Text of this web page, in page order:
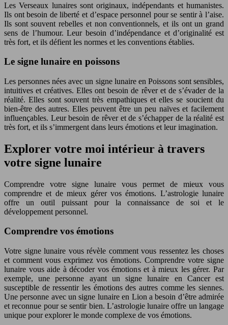
Les Verseaux lunaires sont originaux, indépendants et humanistes.
Ils ont besoin de liberté et d’espace personnel pour se sentir à l’aise.
Ils sont souvent rebelles et non conventionnels, et ils ont un grand
sens de l’humour. Leur besoin d’indépendance et d’originalité est
très fort, et ils défient les normes et les conventions établies.
Le signe lunaire en poissons
Les personnes nées avec un signe lunaire en Poissons sont sensibles,
intuitives et créatives. Elles ont besoin de rêver et de s’évader de la
réalité. Elles sont souvent très empathiques et elles se soucient du
bien-être des autres. Elles peuvent être un peu naïves et facilement
influençables. Leur besoin de rêver et de s’échapper de la réalité est
très fort, et ils s’immergent dans leurs émotions et leur imagination.
Explorer votre moi intérieur à travers
votre signe lunaire
Comprendre votre signe lunaire vous permet de mieux vous
comprendre et de mieux gérer vos émotions. L’astrologie lunaire
offre un outil puissant pour la connaissance de soi et le
développement personnel.
Comprendre vos émotions
Votre signe lunaire vous révèle comment vous ressentez les choses
et comment vous exprimez vos émotions. Comprendre votre signe
lunaire vous aide à décoder vos émotions et à mieux les gérer. Par
exemple, une personne ayant un signe lunaire en Cancer est
susceptible de ressentir les émotions des autres comme les siennes.
Une personne avec un signe lunaire en Lion a besoin d’être admirée
et reconnue pour se sentir bien. L’astrologie lunaire offre un langage
unique pour explorer le monde complexe de vos émotions.